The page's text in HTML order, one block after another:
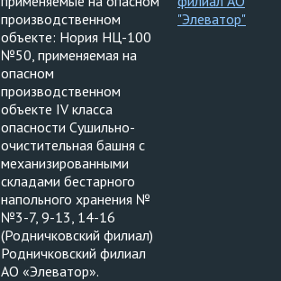
производственном
объекте: Нория НЦ-100
№50, применяемая на
опасном
производственном
объекте IV класса
опасности Сушильно-
очистительная башня с
механизированными
складами бестарного
напольного хранения №
№3-7, 9-13, 14-16
(Родничковский филиал)
Родничковский филиал
АО «Элеватор».
"Элеватор"